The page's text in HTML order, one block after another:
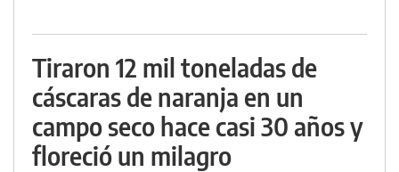
Tiraron 12 mil toneladas de
cáscaras de naranja en un
campo seco hace casi 30 años y
floreció un milagro